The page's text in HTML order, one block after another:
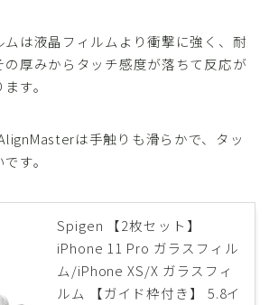
は液晶フィルムより衝撃に強く、耐
の厚みからタッチ感度が落ちて反応が
す。
は手触りも滑らかで、タッ
す。
Spigen 【2枚セット】
iPhone 11 Pro ガラスフィル
ム/iPhone XS/X ガラスフィ
ルム 【ガイド枠付き】 5.8イ